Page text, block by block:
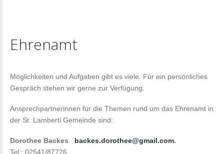
Ehrenamt
Möglichkeiten und Aufgaben gibt es viele. Für ein persönliches
Gespräch stehen wir gerne zur Verfügung.
Ansprechpartnerinnen für die Themen rund um das Ehrenamt in
der St. Lamberti Gemeinde sind:
Dorothee Backes backes.dorothee@gmail.com.
Tel.: 02541/87726